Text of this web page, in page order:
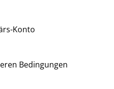
Konto
Bedingungen